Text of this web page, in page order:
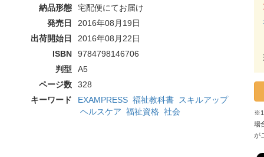
納品形態
宅配便にてお届け
発売日
2016年08月19日
出荷開始日
2016年08月22日
ISBN
9784798146706
判型
A5
ページ数
328
キーワード
EXAMPRESS 福祉教科書
スキルアップ
ヘルスケア 福祉資格 社会
※1
場
が